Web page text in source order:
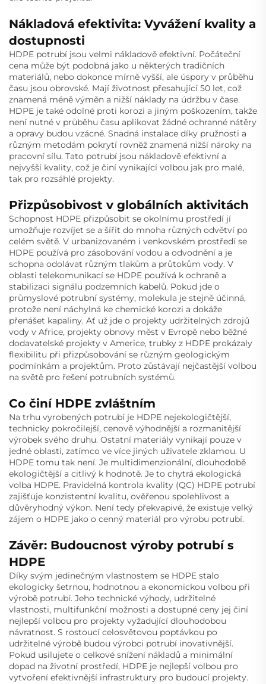
Nákladová efektivita: Vyvážení kvality a
dostupnosti
HDPE potrubí jsou velmi nákladově efektivní. Počáteční
cena může být podobná jako u některých tradičních
materiálů, nebo dokonce mírně vyšší, ale úspory v průběhu
času jsou obrovské. Mají životnost přesahující 50 let, což
znamená méně výměn a nižší náklady na údržbu v čase.
HDPE je také odolné proti korozi a jiným poškozením, takže
není nutné v průběhu času aplikovat žádné ochranné nátěry
a opravy budou vzácné. Snadná instalace díky pružnosti a
různým metodám pokrytí rovněž znamená nižší nároky na
pracovní sílu. Tato potrubí jsou nákladově efektivní a
nejvyšší kvality, což je činí vynikající volbou jak pro malé,
tak pro rozsáhlé projekty.
Přizpůsobivost v globálních aktivitách
Schopnost HDPE přizpůsobit se okolnímu prostředí jí
umožňuje rozvíjet se a šířit do mnoha různých odvětví po
celém světě. V urbanizovaném i venkovském prostředí se
HDPE používá pro zásobování vodou a odvodnění a je
schopna odolávat různým tlakům a průtokům vody. V
oblasti telekomunikací se HDPE používá k ochraně a
stabilizaci signálu podzemních kabelů. Pokud jde o
průmyslové potrubní systémy, molekula je stejně účinná,
protože není náchylná ke chemické korozi a dokáže
přenášet kapaliny. Ať už jde o projekty udržitelných zdrojů
vody v Africe, projekty obnovy měst v Evropě nebo běžné
dodavatelské projekty v Americe, trubky z HDPE prokázaly
flexibilitu při přizpůsobování se různým geologickým
podmínkám a projektům. Proto zůstávají nejčastější volbou
na světě pro řešení potrubních systémů.
Co činí HDPE zvláštním
Na trhu vyrobených potrubí je HDPE nejekologičtější,
technicky pokročilejší, cenově výhodnější a rozmanitější
výrobek svého druhu. Ostatní materiály vynikají pouze v
jedné oblasti, zatímco ve více jiných uživatele zklamou. U
HDPE tomu tak není. Je multidimenzionální, dlouhodobě
ekologičtější a citlivý k hodnotě. Je to chytrá ekologická
volba HDPE. Pravidelná kontrola kvality (QC) HDPE potrubí
zajišťuje konzistentní kvalitu, ověřenou spolehlivost a
důvěryhodný výkon. Není tedy překvapivé, že existuje velký
zájem o HDPE jako o cenný materiál pro výrobu potrubí.
Závěr: Budoucnost výroby potrubí s
HDPE
Díky svým jedinečným vlastnostem se HDPE stalo
ekologicky šetrnou, hodnotnou a ekonomickou volbou při
výrobě potrubí. Jeho technické výhody, udržitelné
vlastnosti, multifunkční možnosti a dostupné ceny jej činí
nejlepší volbou pro projekty vyžadující dlouhodobou
návratnost. S rostoucí celosvětovou poptávkou po
udržitelné výrobě budou výrobci potrubí inovativnější.
Pokud usilujete o celkové snížení nákladů a minimální
dopad na životní prostředí, HDPE je nejlepší volbou pro
vytvoření efektivnější infrastruktury pro budoucí projekty.